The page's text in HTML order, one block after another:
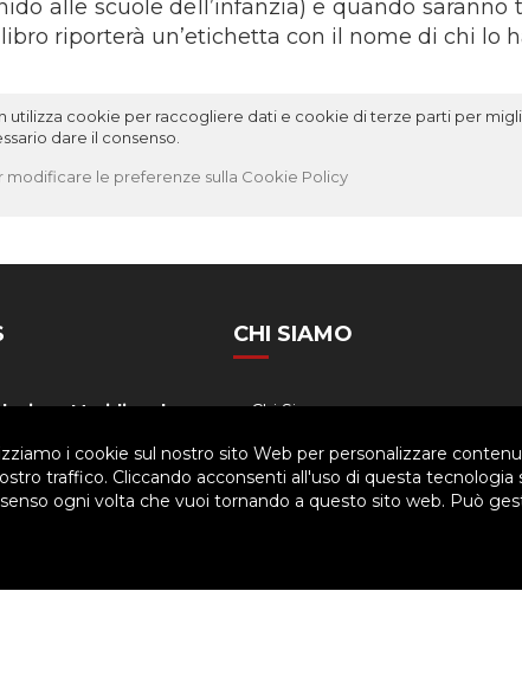
i cookie sul nostro sito Web per personalizzare
traffico. Cliccando acconsenti all'uso di questa
ogni volta che vuoi tornando a questo sito web. Può
alle scuole dell’infanzia) e quando
riporterà un’etichetta con il nome di chi lo
utilizza cookie per raccogliere dati e cookie di terze parti per
dare il consenso.
modificare le preferenze sulla Cookie Policy
Meridionale
8
CHI SIAMO
Chi Siamo
Storia
Organigramma